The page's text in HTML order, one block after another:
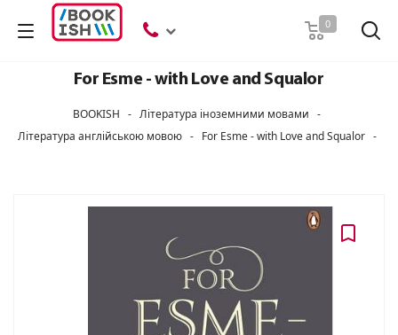
0
For Esme - with Love and Squalor
BOOKISH - Література іноземними мовами -
Література англійською мовою - For Esme - with Love and Squalor -